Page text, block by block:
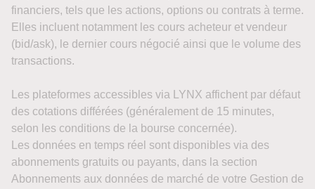
financiers, tels que les actions, options ou contrats à terme.
Elles incluent notamment les cours acheteur et vendeur
(bid/ask), le dernier cours négocié ainsi que le volume des
transactions.
Les plateformes accessibles via LYNX affichent par défaut
des cotations différées (généralement de 15 minutes,
selon les conditions de la bourse concernée).
Les données en temps réel sont disponibles via des
abonnements gratuits ou payants, dans la section
Abonnements aux données de marché de votre Gestion de